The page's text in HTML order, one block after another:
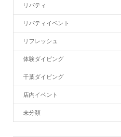
リバティ
リバティイベント
リフレッシュ
体験ダイビング
千葉ダイビング
店内イベント
未分類